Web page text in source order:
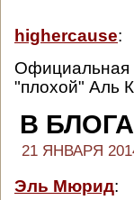
highercause:
"плохой" Аль
В
21 ЯНВАРЯ
Эль Мюрид: